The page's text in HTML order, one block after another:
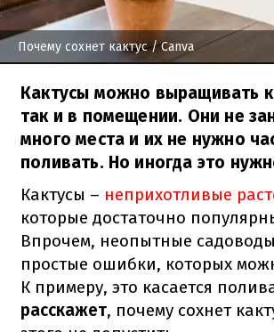
Почему сохнет кактус/ Canva
Кактусы можно выращивать
так и в помещении. Они не
много места и их не нужно
поливать. Но иногда это
Кактусы – неприхотливые
которые достаточно
Впрочем, неопытные
простые ошибки, которых
К примеру, это касается
расскажет, почему сохнет